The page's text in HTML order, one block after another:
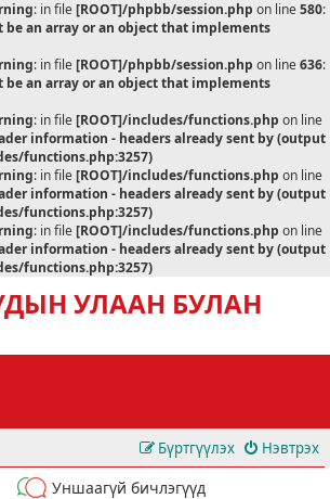
: in file[ROOT]/phpbb/session.php on line580:
be an array or an object that implements
: in file[ROOT]/phpbb/session.php on line636:
be an array or an object that implements
: in file[ROOT]/includes/functions.php on line
information - headers already sent by (output
functions.php:3257)
: in file[ROOT]/includes/functions.php on line
information - headers already sent by (output
functions.php:3257)
: in file[ROOT]/includes/functions.php on line
information - headers already sent by (output
functions.php:3257)
УЛААН БУЛАН
Нэвтрэх
Бүртгүүлэх
Уншаагүй бичлэгүүд